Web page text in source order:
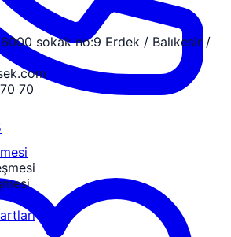
6000 sokak no:9 Erdek / Balıkesir /
70